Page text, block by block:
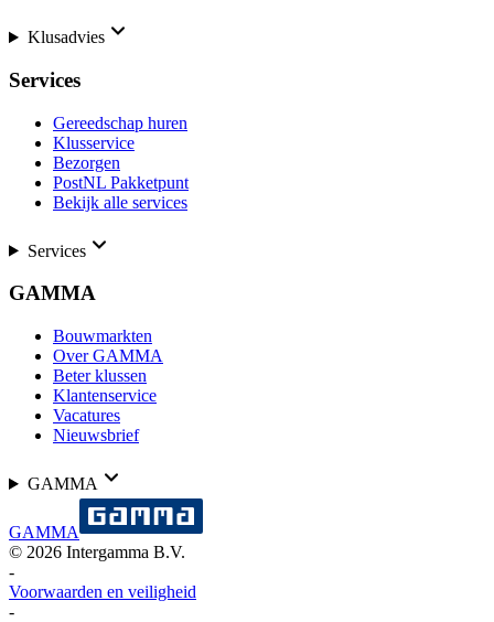
Klusadvies
Services
Gereedschap huren
Klusservice
Bezorgen
PostNL Pakketpunt
Bekijk alle services
Services
GAMMA
Bouwmarkten
Over GAMMA
Beter klussen
Klantenservice
Vacatures
Nieuwsbrief
GAMMA
GAMMA
© 2026 Intergamma B.V.
-
Voorwaarden en veiligheid
-